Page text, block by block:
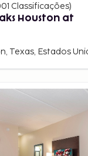
Classificações)
Houston at
Texas, Estados